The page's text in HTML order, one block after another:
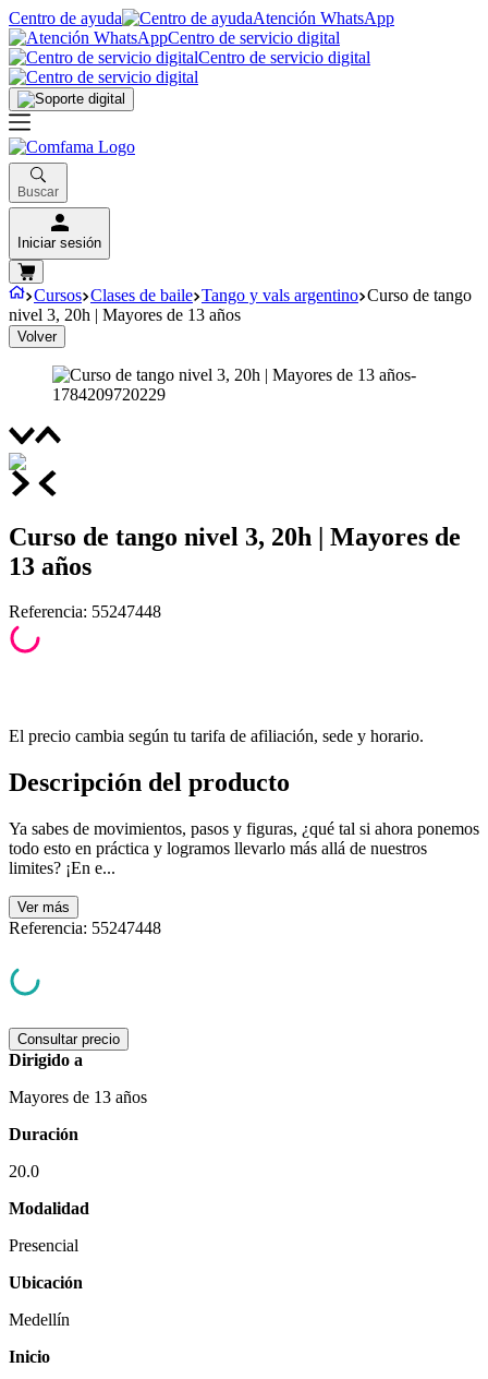
Centro de ayuda
Atención WhatsApp
Centro de servicio digital
Centro de servicio digital
Buscar
Iniciar sesión
Cursos Clases de baile Tango y vals argentino Curso de tango
nivel 3, 20h | Mayores de 13 años
Volver
Curso de tango nivel 3, 20h | Mayores de
13 años
Referencia: 55247448
El precio cambia según tu tarifa de afiliación, sede y horario.
Descripción del producto
Ya sabes de movimientos, pasos y figuras, ¿qué tal si ahora ponemos
todo esto en práctica y logramos llevarlo más allá de nuestros
limites? ¡En e...
Ver más
Referencia: 55247448
Consultar precio
Dirigido a
Mayores de 13 años
Duración
20.0
Modalidad
Presencial
Ubicación
Medellín
Inicio